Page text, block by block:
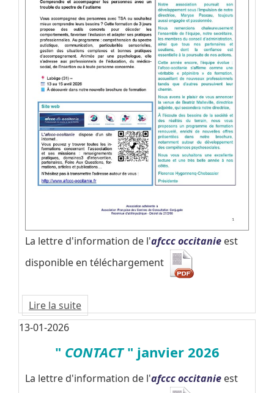
La lettre d'information de l'afccc occitanie est
disponible en téléchargement
Lire la suite
13-01-2026
" CONTACT" janvier 2026
La lettre d'information de l'afccc occitanie est